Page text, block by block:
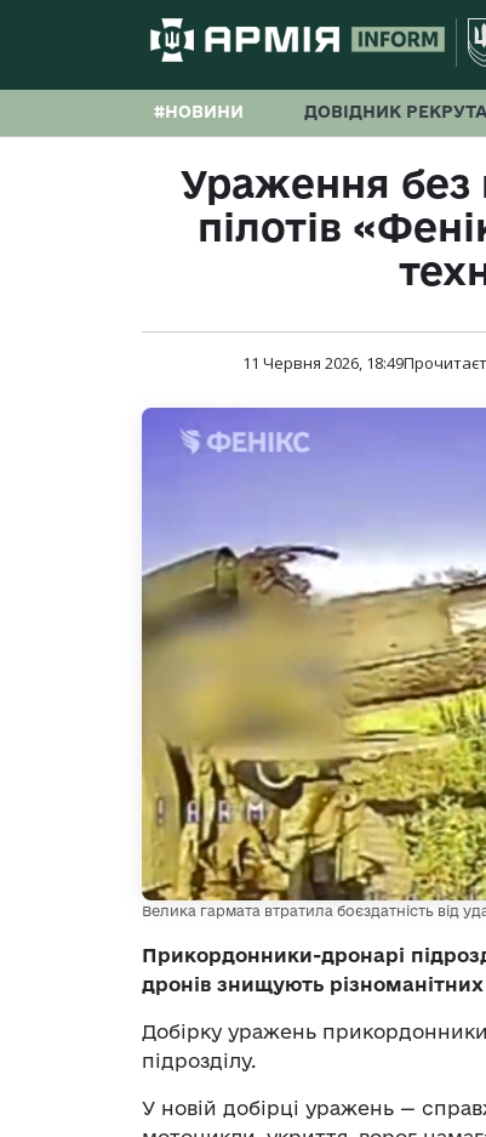
#НОВИНИ ДОВІДНИК РЕКРУТА
Ураження без
пілотів
11 Червня 2026, 18:49
Велика гармата втратила боєздатність від
Прикордонники-дронарі
дронів знищують різноманітних
Добірку уражень
підрозділу.
У новій добірці уражень —